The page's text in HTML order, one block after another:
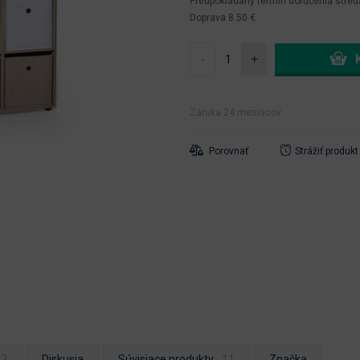
Doprava 8.50 €
- +
Záruka 24 mesiacov
Porovnať Strážiť produkt